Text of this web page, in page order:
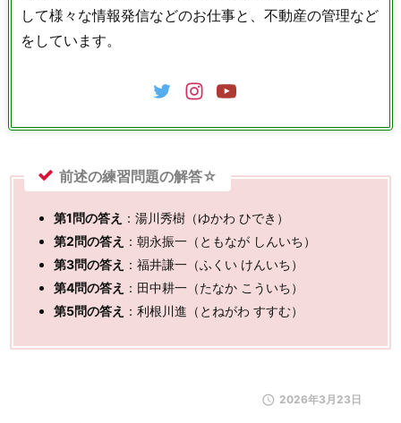
して様々な情報発信などのお仕事と、不動産の管理など
をしています。
前述の練習問題の解答☆
第1問の答え ：湯川秀樹（ゆかわ ひでき）
第2問の答え ：朝永振一（ともなが しんいち）
第3問の答え ：福井謙一（ふくい けんいち）
第4問の答え ：田中耕一（たなか こういち）
第5問の答え ：利根川進（とねがわ すすむ）
 2026年3月23日